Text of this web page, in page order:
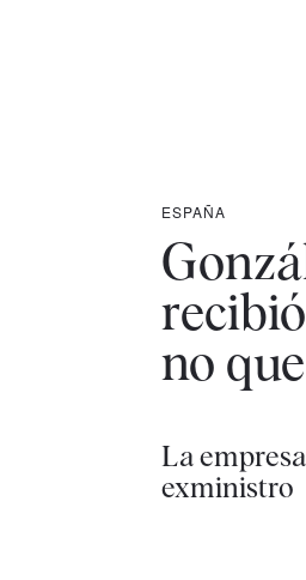
ESPAÑA
no
La
exministro